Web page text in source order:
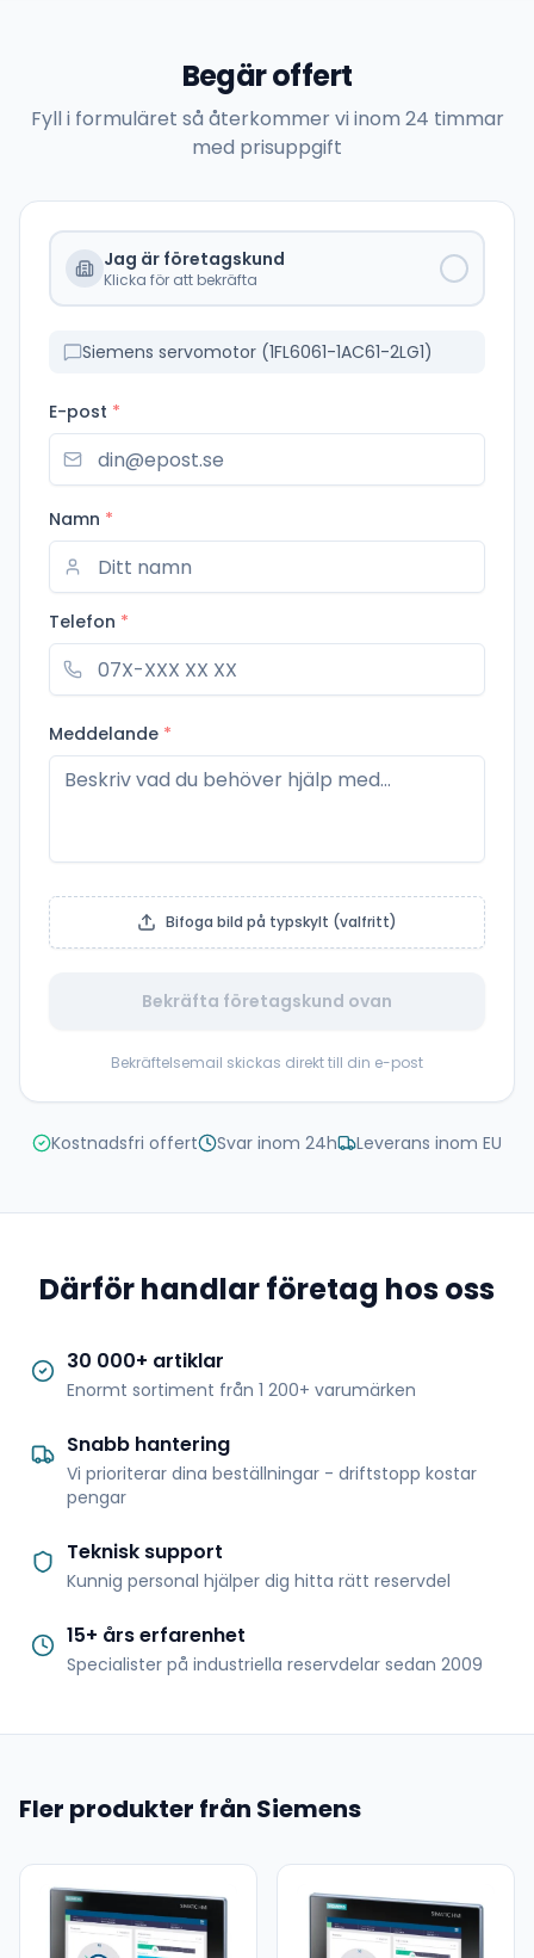
Begär offert
Fyll i formuläret så återkommer vi inom 24 timmar
med prisuppgift
Jag är företagskund
Klicka för att bekräfta
Siemens servomotor (1FL6061-1AC61-2LG1)
E-post *
Namn *
Telefon *
Meddelande *
Bifoga bild på typskylt (valfritt)
Bekräfta företagskund ovan
Bekräftelsemail skickas direkt till din e-post
Kostnadsfri offert Svar inom 24h Leverans inom EU
Därför handlar företag hos oss
30 000+ artiklar
Enormt sortiment från 1 200+ varumärken
Snabb hantering
Vi prioriterar dina beställningar - driftstopp kostar
pengar
Teknisk support
Kunnig personal hjälper dig hitta rätt reservdel
15+ års erfarenhet
Specialister på industriella reservdelar sedan 2009
Fler produkter från Siemens